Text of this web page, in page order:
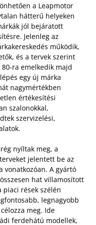
a Leapmotor
hátterű helyeken
jól bejáratott
Jelenleg az
működik,
és a tervek szerint
ra emelkedik majd
egy új márka
nagymértékben
értékesítési
szalonokkal,
szervizelési,
nyíltak meg, a
jelentett be az
A gyártó
hat villamosított
piaci rések szélén
legnagyobb
meg. Ide
ferdehátú modellek,